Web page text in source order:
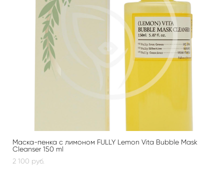
Маска-пенка с лимоном FULLY Lemon Vita Bubble Mask
Cleanser 150 ml
2 100 pуб.